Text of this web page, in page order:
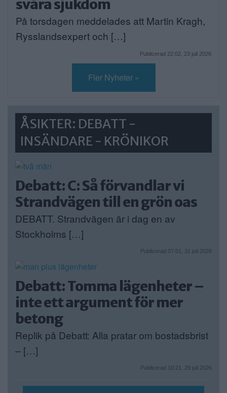
svåra sjukdom
På torsdagen meddelades att Martin Kragh,
Rysslandsexpert och […]
Publicerad 22:02, 23 juli 2026
Fler Nyheter »
ÅSIKTER: DEBATT -
INSÄNDARE - KRÖNIKOR
Debatt: C: Så förvandlar vi
Strandvägen till en grön oas
DEBATT. Strandvägen är i dag en av
Stockholms […]
Publicerad 07:01, 31 juli 2026
Debatt: Tomma lägenheter –
inte ett argument för mer
betong
Replik på Debatt: Alla pratar om bostadsbrist
– […]
Publicerad 10:21, 29 juli 2026